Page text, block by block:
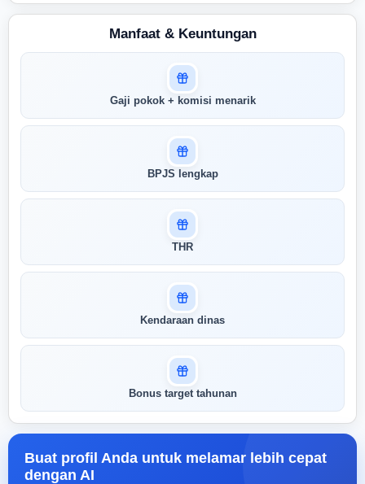
Masuk untuk melihat skor
pertandingan AI Anda
menunjukkan seberapa cocok keahlian
Anda dengan peran ini
Manfaat & Keuntungan
Gaji pokok + komisi menarik
BPJS lengkap
THR
Kendaraan dinas
Bonus target tahunan
Buat profil Anda untuk melamar lebih cepat
dengan AI